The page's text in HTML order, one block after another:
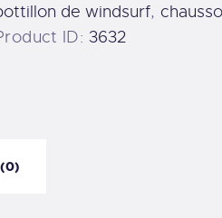
de windsurf,
ID: 3632